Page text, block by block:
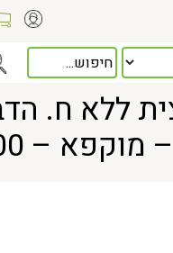
ח. הדברה צמח גרוס – מוקפא – 500 גר
ללא ח.
– 500 גר